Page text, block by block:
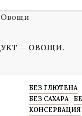
Овощи
— ОВОЩИ.
БЕЗ ГЛЮТЕНА
БЕЗ САХАРА
КОНСЕРВАЦИЯ